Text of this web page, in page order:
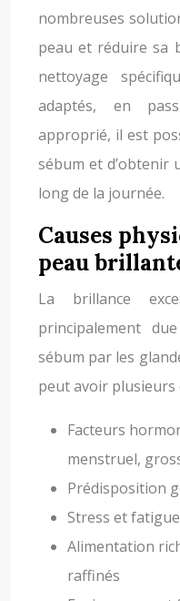
nombreuses
peau et réduire sa
nettoyage
adaptés, en
approprié, il est
sébum et
long de la journée.
Causes
peau
La brillance
principalement
sébum par les
peut avoir
Facteurs
menstruel,
Prédisposition
Stress et fatigue
Alimentation
raffinés